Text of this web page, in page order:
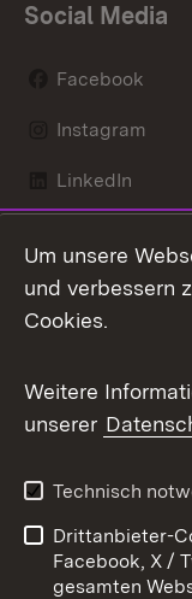
Social Media
Facebook
Instagram
LinkedIn
X / Twitter
Youtube
Kontakt
Impressum
Um unsere
und verbessern
Cookies.
Weitere
unserer
Technisch
Drittanbieter-
Facebook, X /
gesamten